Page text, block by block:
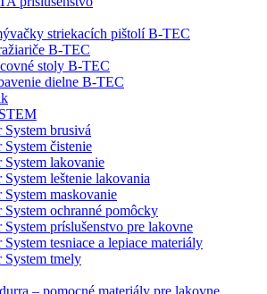
striekacích pištolí B-TEC
B-TEC
stoly B-TEC
dielne B-TEC
System brusivá
System čistenie
System lakovanie
System leštenie lakovania
System maskovanie
System ochranné pomôcky
System príslušenstvo pre lakovne
System tesniace a lepiace materiály
System tmely
– pomocné materiály pre lakovne